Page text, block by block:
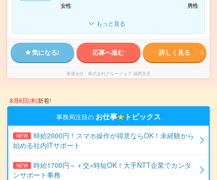
女性
男性
もっと見る
気になる! 応募へ進む 詳しく見る
派遣会社 株式会社グルージョブ 福岡支店
8月6日(木)新着!
事務局注目の お仕事★ トピックス
NEW
時給2000円！スマホ操作が得意ならOK！未経験から
始める社内ITサポート
NEW
時給1700円～＋交×時短OK！大手NTT企業でカンタ
ンサポート事務